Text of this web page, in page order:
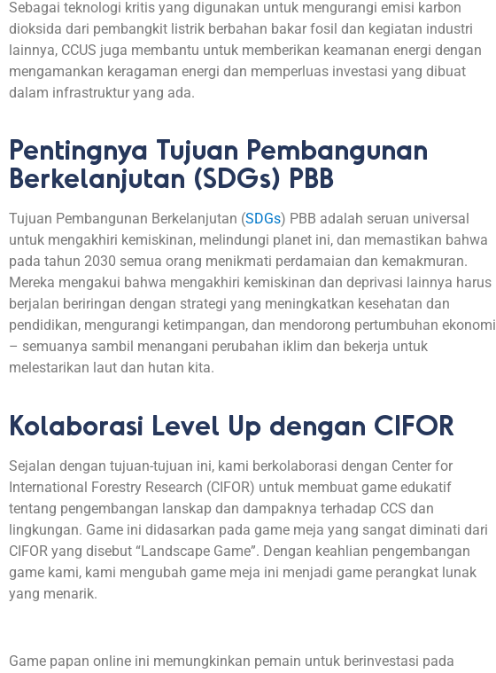
Sebagai teknologi kritis yang digunakan untuk mengurangi emisi karbon
dioksida dari pembangkit listrik berbahan bakar fosil dan kegiatan industri
lainnya, CCUS juga membantu untuk memberikan keamanan energi dengan
mengamankan keragaman energi dan memperluas investasi yang dibuat
dalam infrastruktur yang ada.
Pentingnya Tujuan Pembangunan
Berkelanjutan (SDGs) PBB
Tujuan Pembangunan Berkelanjutan (SDGs) PBB adalah seruan universal
untuk mengakhiri kemiskinan, melindungi planet ini, dan memastikan bahwa
pada tahun 2030 semua orang menikmati perdamaian dan kemakmuran.
Mereka mengakui bahwa mengakhiri kemiskinan dan deprivasi lainnya harus
berjalan beriringan dengan strategi yang meningkatkan kesehatan dan
pendidikan, mengurangi ketimpangan, dan mendorong pertumbuhan ekonomi
– semuanya sambil menangani perubahan iklim dan bekerja untuk
melestarikan laut dan hutan kita.
Kolaborasi Level Up dengan CIFOR
Sejalan dengan tujuan-tujuan ini, kami berkolaborasi dengan Center for
International Forestry Research (CIFOR) untuk membuat game edukatif
tentang pengembangan lanskap dan dampaknya terhadap CCS dan
lingkungan. Game ini didasarkan pada game meja yang sangat diminati dari
CIFOR yang disebut “Landscape Game”. Dengan keahlian pengembangan
game kami, kami mengubah game meja ini menjadi game perangkat lunak
yang menarik.
Game papan online ini memungkinkan pemain untuk berinvestasi pada